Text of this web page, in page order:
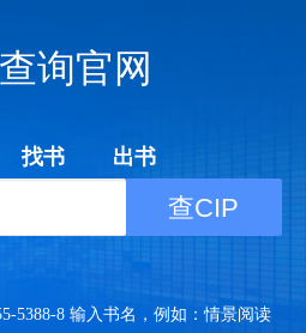
询官网
找书 出书
查CIP
5388-8 输入书名，例如：情景阅读